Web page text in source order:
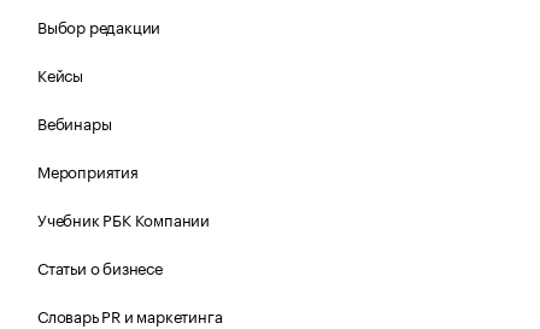
Выбор редакции
Кейсы
Вебинары
Мероприятия
Учебник РБК Компании
Статьи о бизнесе
Словарь PR и маркетинга